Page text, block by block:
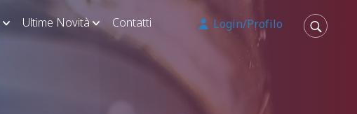
Ultime Novità Contatti Login/Profilo